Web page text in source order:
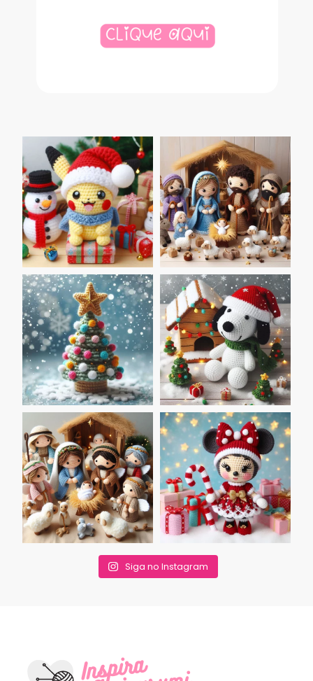
Siga no Instagram